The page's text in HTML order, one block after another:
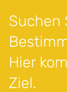
Suchen
Hier
Ziel.